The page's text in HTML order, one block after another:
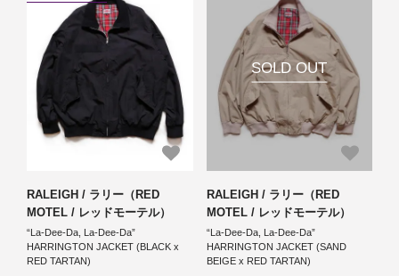
RALEIGH / ラリー（RED
MOTEL / レッドモーテル）
“La-Dee-Da, La-Dee-Da”
HARRINGTON JACKET (BLACK x
RED TARTAN)
SOLD OUT
RALEIGH / ラリー（RED
MOTEL / レッドモーテル）
“La-Dee-Da, La-Dee-Da”
HARRINGTON JACKET (SAND
BEIGE x RED TARTAN)